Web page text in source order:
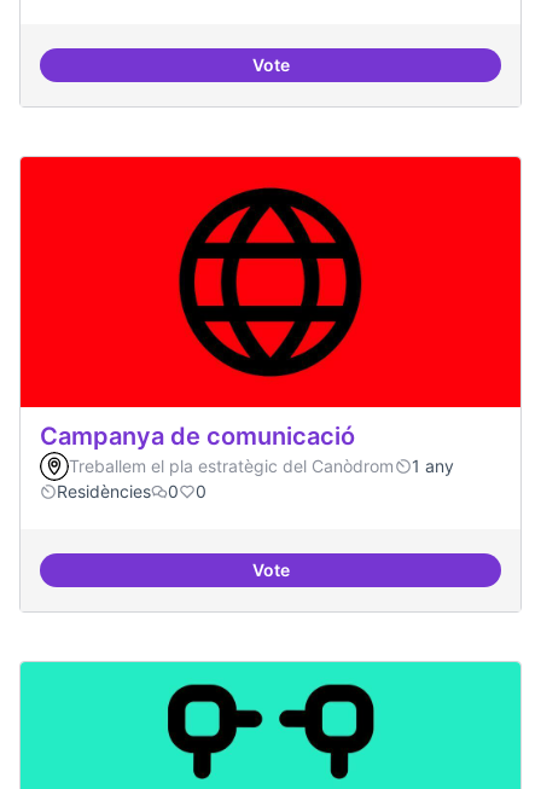
VoteHardware lliure
Campanya de comunicació
Treballem el pla estratègic del Canòdrom
1 any
Residències
0 0
VoteCampanya de comunicació